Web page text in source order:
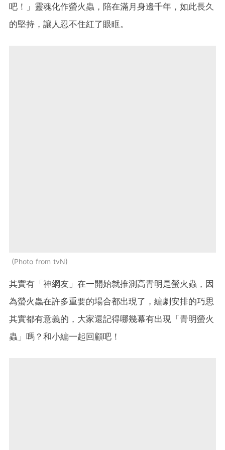
吧！」靈魂化作螢火蟲，陪在滿月身邊千年，如此長久
的堅持，讓人忍不住紅了眼眶。
Photo from tvN
其實有「神網友」在一開始就推測高青明是螢火蟲，因
為螢火蟲在許多重要的場合都出現了，編劇安排的巧思
其實都有意義的，大家還記得哪幾幕有出現「青明螢火
蟲」嗎？和小編一起回顧吧！